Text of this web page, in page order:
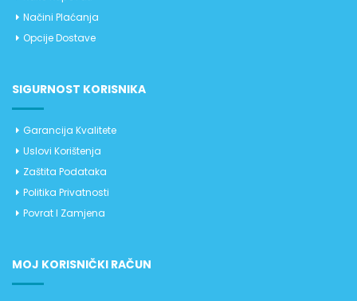
Načini Plaćanja
Opcije Dostave
SIGURNOST KORISNIKA
Garancija Kvalitete
Uslovi Korištenja
Zaštita Podataka
Politika Privatnosti
Povrat I Zamjena
MOJ KORISNIČKI RAČUN